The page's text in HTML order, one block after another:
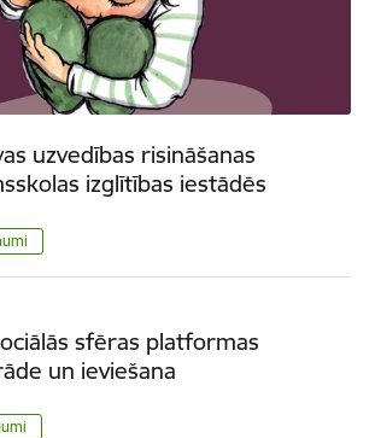
uzvedības risināšanas
izglītības iestādēs
sfēras platformas
un ieviešana